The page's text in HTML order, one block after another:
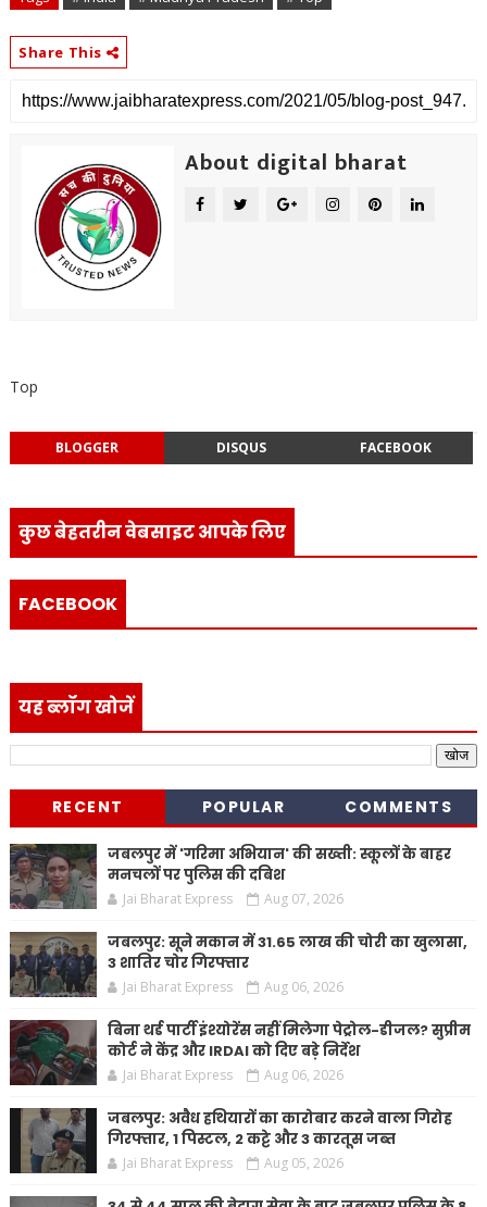
Share This
About digital bharat
Top
BLOGGER DISQUS FACEBOOK
कुछ बेहतरीन वेबसाइट आपके लिए
FACEBOOK
यह ब्लॉग खोजें
RECENT POPULAR COMMENTS
जबलपुर में 'गरिमा अभियान' की सख्ती: स्कूलों के बाहर
मनचलों पर पुलिस की दबिश
Jai Bharat Express Aug 07, 2026
जबलपुर: सूने मकान में 31.65 लाख की चोरी का खुलासा,
3 शातिर चोर गिरफ्तार
Jai Bharat Express Aug 06, 2026
बिना थर्ड पार्टी इंश्योरेंस नहीं मिलेगा पेट्रोल-डीजल? सुप्रीम
कोर्ट ने केंद्र और IRDAI को दिए बड़े निर्देश
Jai Bharat Express Aug 06, 2026
जबलपुर: अवैध हथियारों का कारोबार करने वाला गिरोह
गिरफ्तार, 1 पिस्टल, 2 कट्टे और 3 कारतूस जब्त
Jai Bharat Express Aug 05, 2026